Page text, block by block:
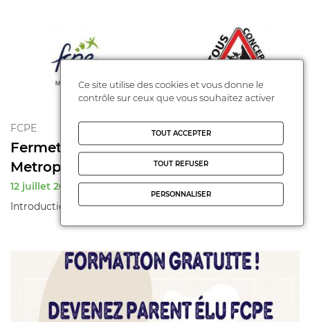
FCPE
Fermeture de classe a Angers et sa
Metropole
12 juillet 2025
Introduction Fermetures de classe. C'est non !
Ce site utilise des cookies et vous donne le
contrôle sur ceux que vous souhaitez activer
TOUT ACCEPTER
TOUT REFUSER
PERSONNALISER